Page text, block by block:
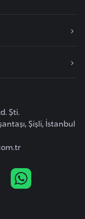
Şti.
Şişli, İstanbul